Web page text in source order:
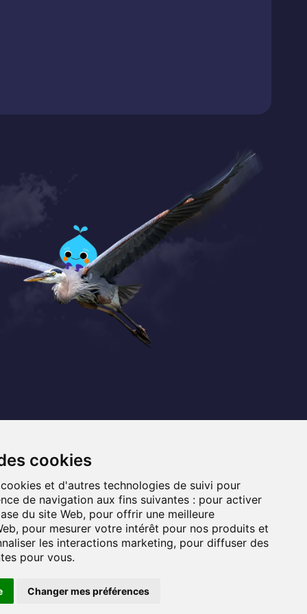
cookies
et d'autres technologies de suivi pour
de navigation aux fins suivantes : pour activer
du site Web, pour offrir une meilleure
, pour mesurer votre intérêt pour nos produits et
les interactions marketing, pour diffuser des
pour vous.
Changer mes préférences
Allée du Bois des Rêves 1,
1340 Ottignies-Louvain-la-Neuve